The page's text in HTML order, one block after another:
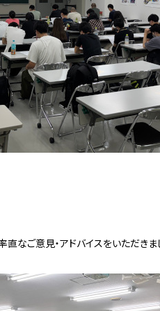
直なご意見・アドバイスをいただきま